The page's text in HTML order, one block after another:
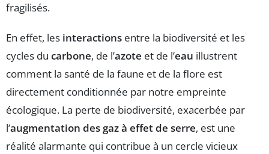
fragilisés.
En effet, les interactions entre la biodiversité et les
cycles du carbone, de l’azote et de l’eau illustrent
comment la santé de la faune et de la flore est
directement conditionnée par notre empreinte
écologique. La perte de biodiversité, exacerbée par
l’augmentation des gaz à effet de serre, est une
réalité alarmante qui contribue à un cercle vicieux